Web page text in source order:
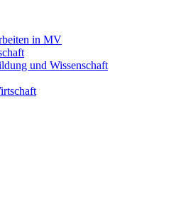
in MV
und Wissenschaft